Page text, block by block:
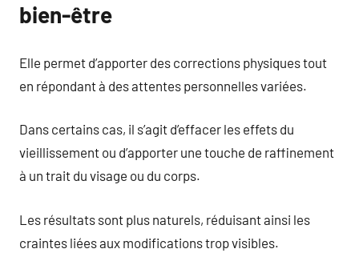
bien-être
Elle permet d’apporter des corrections physiques tout
en répondant à des attentes personnelles variées.
Dans certains cas, il s’agit d’effacer les effets du
vieillissement ou d’apporter une touche de raffinement
à un trait du visage ou du corps.
Les résultats sont plus naturels, réduisant ainsi les
craintes liées aux modifications trop visibles.